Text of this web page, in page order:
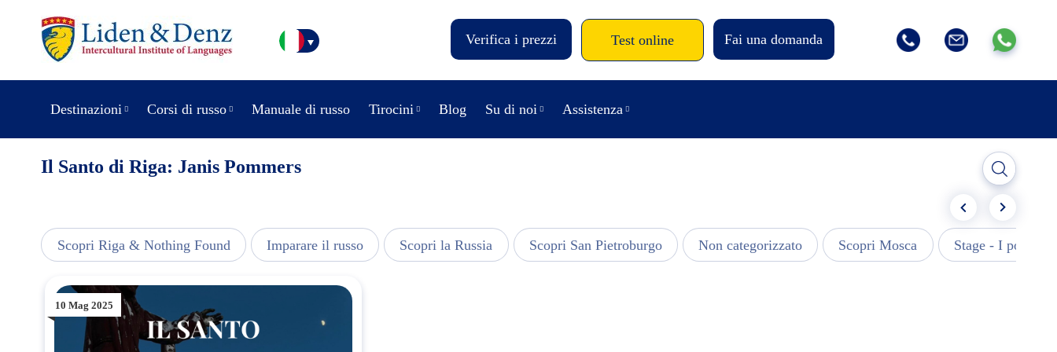
Verifica i prezzi Test online Fai una domanda
Destinazioni Corsi di russo Manuale di russo Tirocini Blog Su di noi Assistenza
Il Santo di Riga: Janis Pommers
Scopri Riga & Nothing Found Imparare il russo Scopri la Russia Scopri San Pietroburgo Non categorizzato Scopri Mosca Stage - I post più
10 Mag 2025